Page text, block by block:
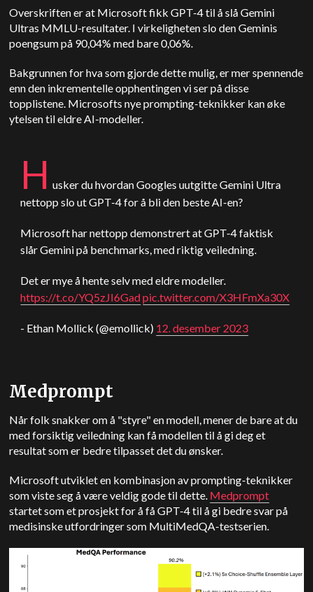
Overskriften er at Microsoft fikk GPT-4 til å slå Gemini
Ultras MMLU-resultater. I virkeligheten slo den Geminis
poengsum på 90,04% med bare 0,06%.
Bakgrunnen for hva som gjorde dette mulig, er mer spennende
enn den inkrementelle opphentingen vi ser på disse
topplistene. Microsofts nye prompting-teknikker kan øke
ytelsen til eldre AI-modeller.
H usker du hvordan Googles uutgitte Gemini Ultra
nettopp slo ut GPT-4 for å bli den beste AI-en?
Microsoft har nettopp demonstrert at GPT-4 faktisk
slår Gemini på benchmarks, med riktig veiledning.
Det er mye å hente selv med eldre modeller.
https://t.co/YQ5zJI6Gadpic.twitter.com/X3HFmXa30X
- Ethan Mollick (@emollick) 12. desember 2023
Medprompt
Når folk snakker om å "styre" en modell, mener de bare at du
med forsiktig veiledning kan få modellen til å gi deg et
resultat som er bedre tilpasset det du ønsker.
Microsoft utviklet en kombinasjon av prompting-teknikker
som viste seg å være veldig gode til dette. Medprompt
startet som et prosjekt for å få GPT-4 til å gi bedre svar på
medisinske utfordringer som MultiMedQA-testserien.